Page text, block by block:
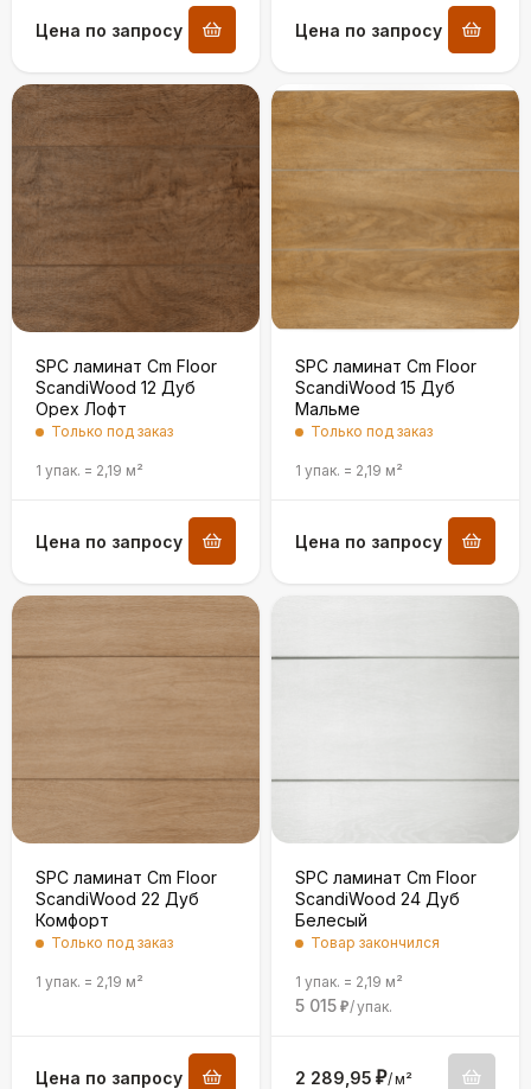
Цена по запросу Цена по запросу
SPC ламинат Cm Floor
ScandiWood 12 Дуб
Орех Лофт
Только под заказ
1 упак. = 2,19 м²
Цена по запросу
SPC ламинат Cm Floor
ScandiWood 15 Дуб
Мальме
Только под заказ
1 упак. = 2,19 м²
Цена по запросу
SPC ламинат Cm Floor
ScandiWood 22 Дуб
Комфорт
Только под заказ
1 упак. = 2,19 м²
Цена по запросу
SPC ламинат Cm Floor
ScandiWood 24 Дуб
Белесый
Товар закончился
1 упак. = 2,19 м²
5 015 ₽/упак.
2 289,95 ₽/м²